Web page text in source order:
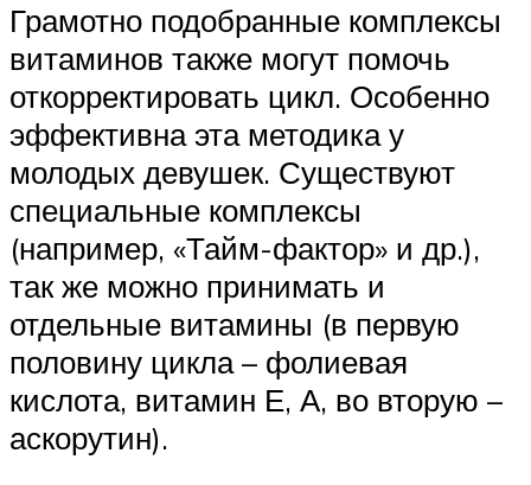
Грамотно подобранные комплексы
витаминов также могут помочь
откорректировать цикл. Особенно
эффективна эта методика у
молодых девушек. Существуют
специальные комплексы
(например, «Тайм-фактор» и др.),
так же можно принимать и
отдельные витамины (в первую
половину цикла – фолиевая
кислота, витамин Е, А, во вторую –
аскорутин).